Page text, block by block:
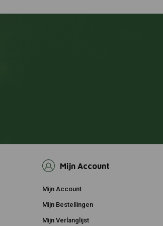
Mijn Account
Mijn Account
Mijn Bestellingen
Mijn Verlanglijst